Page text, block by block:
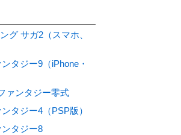
グ サガ2（スマホ、
タジー9（iPhone・
ァンタジー零式
タジー4（PSP版）
ンタジー8